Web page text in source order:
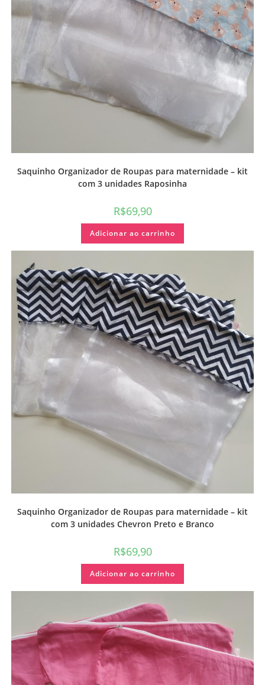
Saquinho Organizador de Roupas para maternidade – kit
com 3 unidades Raposinha
R$69,90
Adicionar ao carrinho
Saquinho Organizador de Roupas para maternidade – kit
com 3 unidades Chevron Preto e Branco
R$69,90
Adicionar ao carrinho